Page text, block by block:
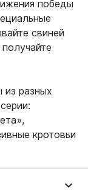
победы
свиней
из разных
кротовьи